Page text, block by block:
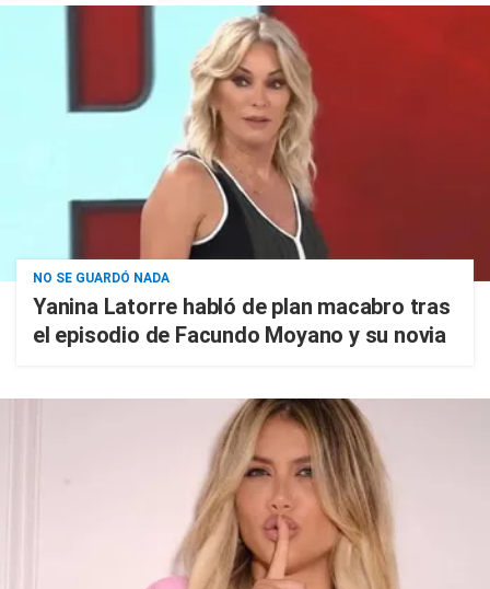
NO SE GUARDÓ NADA
Yanina Latorre habló de plan macabro tras
el episodio de Facundo Moyano y su novia